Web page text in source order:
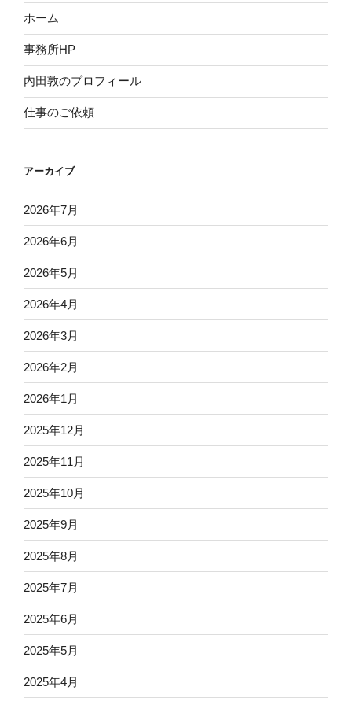
ホーム
事務所HP
内田敦のプロフィール
仕事のご依頼
アーカイブ
2026年7月
2026年6月
2026年5月
2026年4月
2026年3月
2026年2月
2026年1月
2025年12月
2025年11月
2025年10月
2025年9月
2025年8月
2025年7月
2025年6月
2025年5月
2025年4月